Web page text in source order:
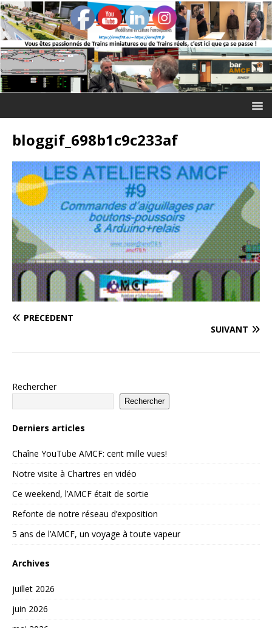
bloggif_698b1c9c233af
PRÉCÉDENT
SUIVANT
Rechercher
Rechercher
Derniers articles
Chaîne YouTube AMCF: cent mille vues!
Notre visite à Chartres en vidéo
Ce weekend, l’AMCF était de sortie
Refonte de notre réseau d’exposition
5 ans de l’AMCF, un voyage à toute vapeur
Archives
juillet 2026
juin 2026